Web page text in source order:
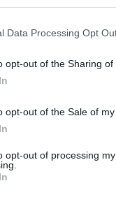
Data Processing Opt
opt-out of the Sharing of
opt-out of the Sale of my
opt-out of processing